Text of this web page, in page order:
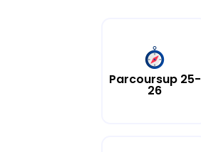
Parcoursup 25-
26